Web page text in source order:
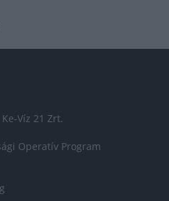
Ke-Víz 21 Zrt.
Operatív Program